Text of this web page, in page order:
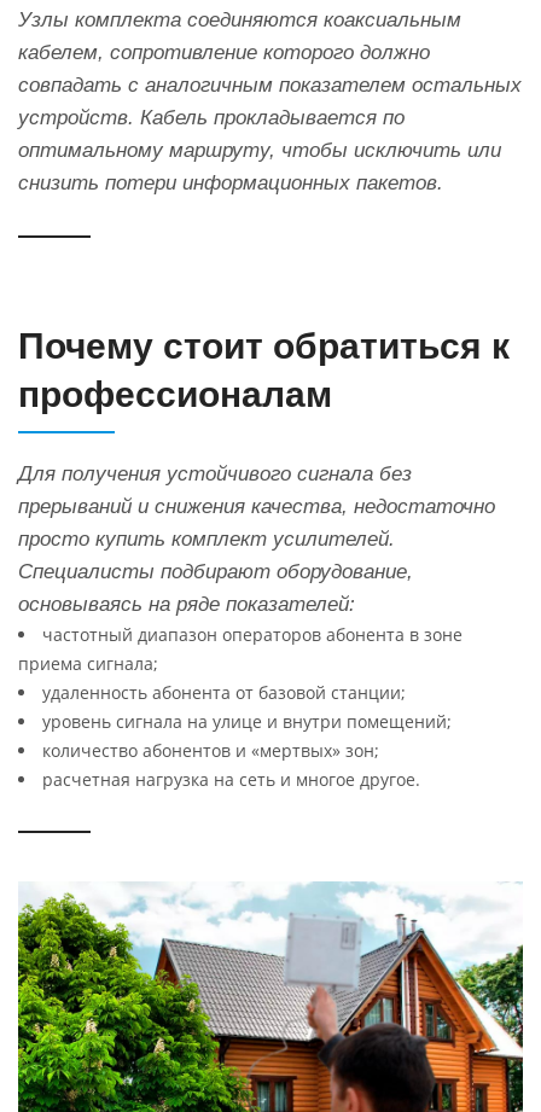
Узлы комплекта соединяются коаксиальным
кабелем, сопротивление которого должно
совпадать с аналогичным показателем остальных
устройств. Кабель прокладывается по
оптимальному маршруту, чтобы исключить или
снизить потери информационных пакетов.
Почему стоит обратиться к
профессионалам
Для получения устойчивого сигнала без
прерываний и снижения качества, недостаточно
просто купить комплект усилителей.
Специалисты подбирают оборудование,
основываясь на ряде показателей:
частотный диапазон операторов абонента в зоне
приема сигнала;
удаленность абонента от базовой станции;
уровень сигнала на улице и внутри помещений;
количество абонентов и «мертвых» зон;
расчетная нагрузка на сеть и многое другое.